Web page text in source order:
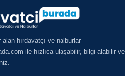
hırdavatçı ve nalburlar
ile hızlıca ulaşabilir, bilgi alabilir ve